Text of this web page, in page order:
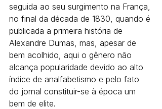
seguida ao seu surgimento na França,
no final da década de 1830, quando é
publicada a primeira história de
Alexandre Dumas, mas, apesar de
bem acolhido, aqui o gênero não
alcança popularidade devido ao alto
índice de analfabetismo e pelo fato
do jornal constituir-se à época um
bem de elite.